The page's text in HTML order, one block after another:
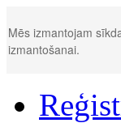
Mēs izmantojam
izmantošanai.